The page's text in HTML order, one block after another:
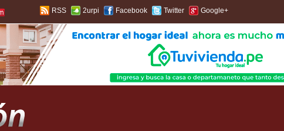
RSS 2urpi Facebook Twitter Google+